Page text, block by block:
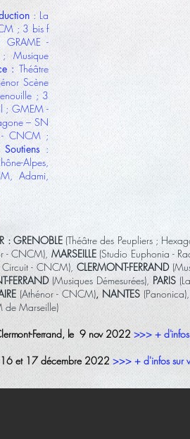
: La
; 3 bis f
GRAME -
Musique
: Théâtre
Scène
; 3
; GMEM -
– SN
- CNCM ;
:
Alpes,
Adami,
: GRENOBLE(Théâtre des Peupliers ;
- CNCM), MARSEILLE(Studio Euphonia -
- CNCM), CLERMONT-FERRAND
FERRAND(Musiques Démesurées),PARIS
(Athénor - CNCM), NANTES
de Marseille)
Ferrand, le 9 nov 2022 >>> + d'infos
16 et 17 décembre 2022 >>> + d'infos sur